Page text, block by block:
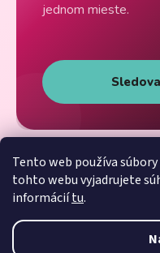
Tento web používa
tohto webu vyjadrujete
informáciítu.
jednom mieste.